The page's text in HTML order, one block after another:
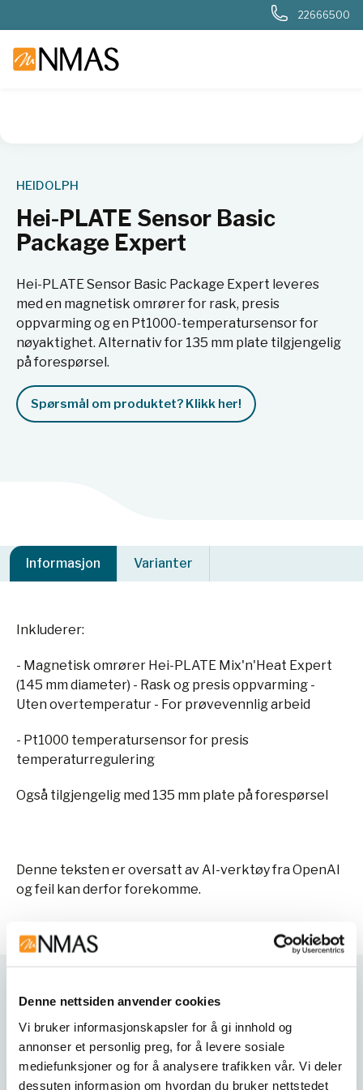
Denne nettsiden anvender cookies
Vi bruker informasjonskapsler for å gi innhold og
annonser et personlig preg, for å levere sosiale
mediefunksjoner og for å analysere trafikken vår. Vi deler
dessuten informasjon om hvordan du bruker nettstedet
22666500
HEIDOLPH
Hei-PLATE Sensor Basic
Package Expert
Hei-PLATE Sensor Basic Package Expert leveres
med en magnetisk omrører for rask, presis
oppvarming og en Pt1000-temperatursensor for
nøyaktighet. Alternativ for 135 mm plate tilgjengelig
på forespørsel.
Spørsmål om produktet? Klikk her!
Informasjon Varianter
Inkluderer:
- Magnetisk omrører Hei-PLATE Mix'n'Heat Expert
(145 mm diameter) - Rask og presis oppvarming -
Uten overtemperatur - For prøvevennlig arbeid
- Pt1000 temperatursensor for presis
temperaturregulering
Også tilgjengelig med 135 mm plate på forespørsel
Denne teksten er oversatt av AI-verktøy fra OpenAI
og feil kan derfor forekomme.
Varianter